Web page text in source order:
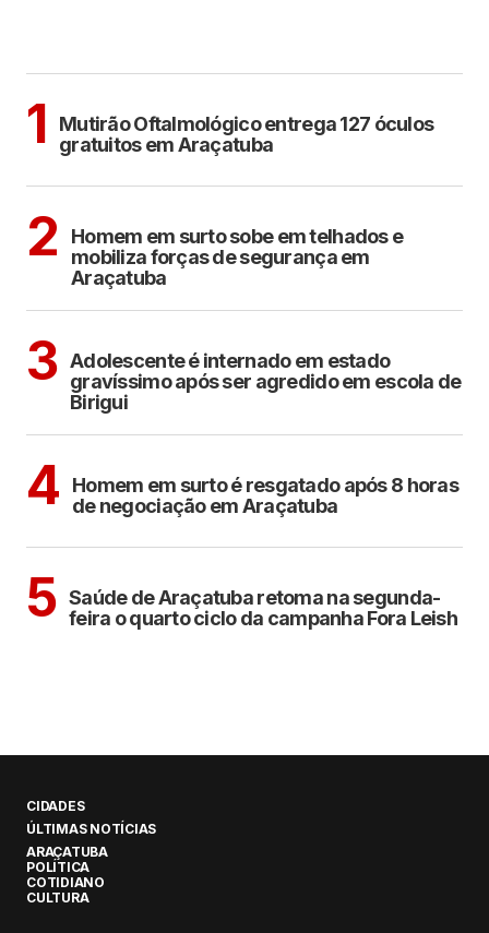
1
Mutirão Oftalmológico entrega 127 óculos
gratuitos em Araçatuba
2
Homem em surto sobe em telhados e
mobiliza forças de segurança em
Araçatuba
3 Adolescente é internado em estado
gravíssimo após ser agredido em escola de
Birigui
4
Homem em surto é resgatado após 8 horas
de negociação em Araçatuba
5 Saúde de Araçatuba retoma na segunda-
feira o quarto ciclo da campanha Fora Leish
CIDADES
ÚLTIMAS NOTÍCIAS
ARAÇATUBA
POLÍTICA
COTIDIANO
CULTURA